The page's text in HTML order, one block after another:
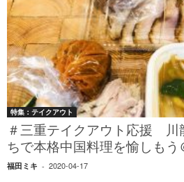
特集：テイクアウト
＃三重テイクアウト応援 川
ちで本格中国料理を愉しもう
福田ミキ - 2020-04-17